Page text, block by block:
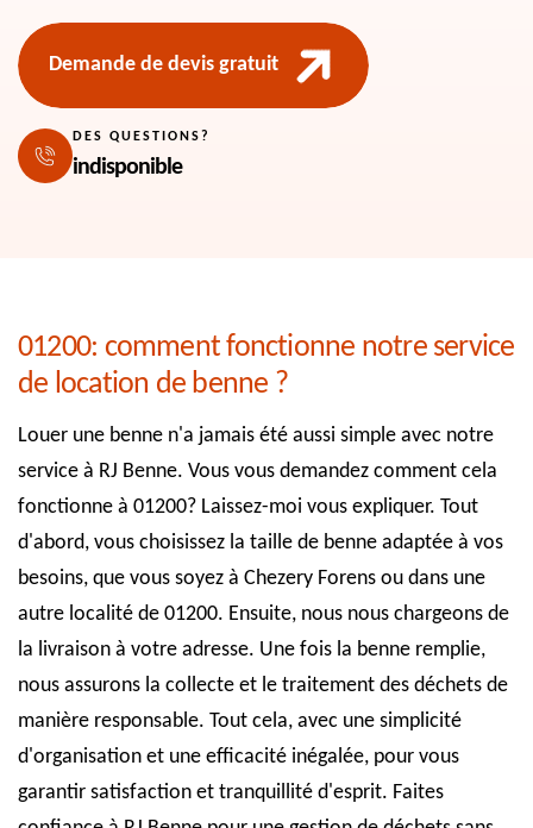
Demande de devis gratuit
DES QUESTIONS?
indisponible
01200: comment fonctionne notre service
de location de benne ?
Louer une benne n'a jamais été aussi simple avec notre
service à RJ Benne. Vous vous demandez comment cela
fonctionne à 01200? Laissez-moi vous expliquer. Tout
d'abord, vous choisissez la taille de benne adaptée à vos
besoins, que vous soyez à Chezery Forens ou dans une
autre localité de 01200. Ensuite, nous nous chargeons de
la livraison à votre adresse. Une fois la benne remplie,
nous assurons la collecte et le traitement des déchets de
manière responsable. Tout cela, avec une simplicité
d'organisation et une efficacité inégalée, pour vous
garantir satisfaction et tranquillité d'esprit. Faites